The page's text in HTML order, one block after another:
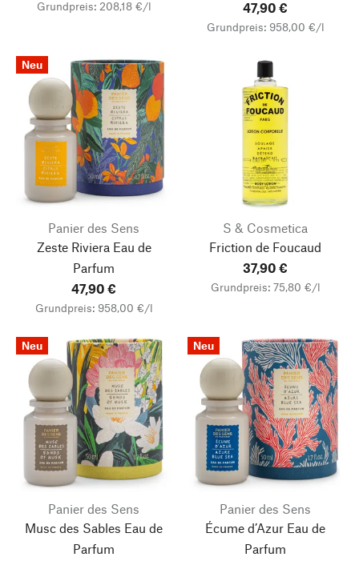
Grundpreis: 208,18 €/l
47,90 €
Grundpreis: 958,00 €/l
Neu
Panier des Sens
Zeste Riviera Eau de
Parfum
47,90 €
Grundpreis: 958,00 €/l
S & Cosmetica
Friction de Foucaud
37,90 €
Grundpreis: 75,80 €/l
Neu
Panier des Sens
Musc des Sables Eau de
Parfum
Neu
Panier des Sens
Écume d’Azur Eau de
Parfum